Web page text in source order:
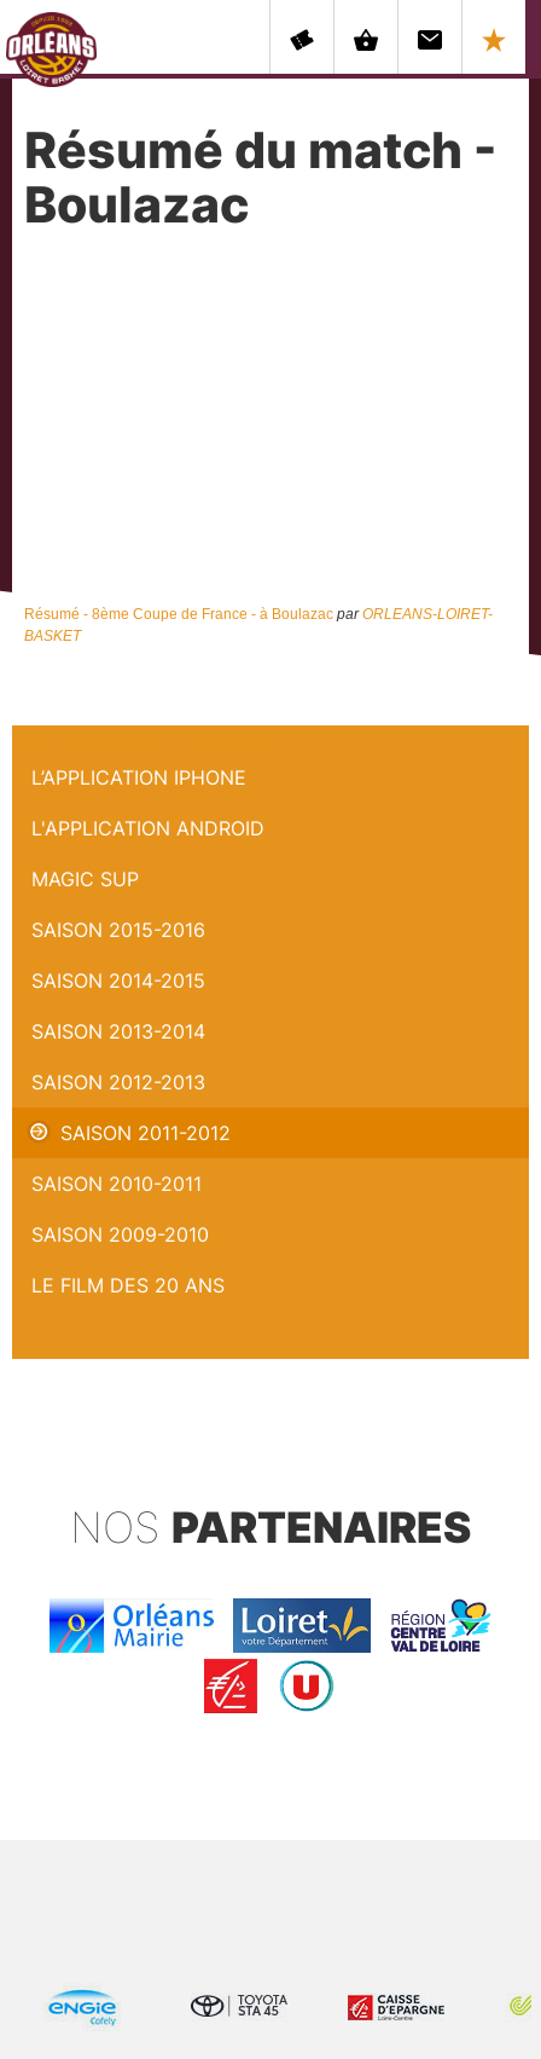
Résumé du match -
Boulazac
Résumé - 8ème Coupe de France - à Boulazac parORLEANS-LOIRET-
BASKET
L’APPLICATION IPHONE
L'APPLICATION ANDROID
MAGIC SUP
SAISON 2015-2016
SAISON 2014-2015
SAISON 2013-2014
SAISON 2012-2013
SAISON 2011-2012
SAISON 2010-2011
SAISON 2009-2010
LE FILM DES 20 ANS
NOS PARTENAIRES